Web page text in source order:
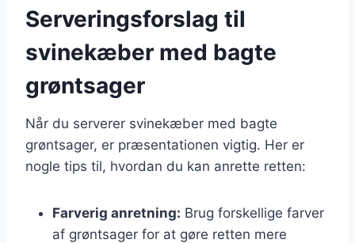
Serveringsforslag til
svinekæber med bagte
grøntsager
Når du serverer svinekæber med bagte
grøntsager, er præsentationen vigtig. Her er
nogle tips til, hvordan du kan anrette retten:
Farverig anretning: Brug forskellige farver
af grøntsager for at gøre retten mere